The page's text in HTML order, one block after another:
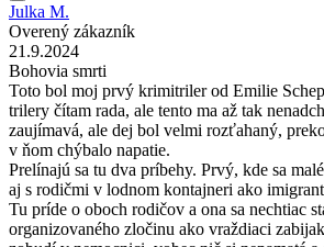
Julka M.
Overený zákazník
21.9.2024
Bohovia smrti
Toto bol moj prvý krimitriler od Emilie
trilery čítam rada, ale tento ma až tak
zaujímavá, ale dej bol velmi rozťahaný,
v ňom chýbalo napatie.
Prelínajú sa tu dva príbehy. Prvý, kde sa
aj s rodičmi v lodnom kontajneri ako
Tu príde o oboch rodičov a ona sa nechtiac
organizovaného zločinu ako vraždiaci